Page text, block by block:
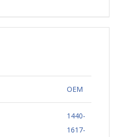
OEM
1440-
1617-